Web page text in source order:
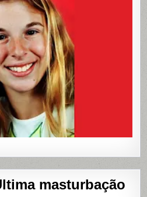
masturbação